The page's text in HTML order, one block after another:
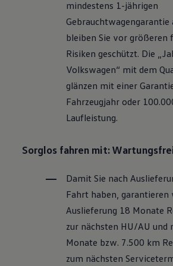
Motorenöl und
Räder und Reifen
Pannen- und Unfallhilfe
Economy Service
Volkswagen Teile
Modellspezifisches
Schutz und Pflege
Entertainment und
Individualisieren
Wallbox und Ladekabel
Dienste für Ihr Modell
Volkswagen Apps, Login
Updates für Software,
Über Ihr Auto
Vorgängermodelle
Kundeninformationen
Volkswagen
Warn- und
Assistenzsysteme
Digitale
mindestens 1-jährigen
Gebrauchtwagengarantie
bleiben Sie vor größeren
Risiken geschützt. Die
Volkswagen“ mit dem
glänzen mit einer
Fahrzeugjahr oder
Laufleistung.
Sorglos fahren mit:
Damit Sie nach
Fahrt haben, garantieren
Auslieferung 18 Monate
zur nächsten HU/AU und
Monate bzw. 7.500 km
zum nächsten